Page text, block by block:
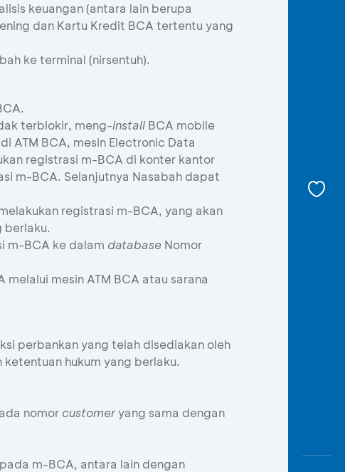
keuangan (antara lain berupa
dan Kartu Kredit BCA tertentu yang
ke terminal (nirsentuh).
terblokir, meng-install BCA mobile
ATM BCA, mesin Electronic Data
registrasi m-BCA di konter kantor
m-BCA. Selanjutnya Nasabah dapat
registrasi m-BCA, yang akan
berlaku.
m-BCA ke dalam database Nomor
melalui mesin ATM BCA atau sarana
perbankan yang telah disediakan oleh
hukum yang berlaku.
nomor customeryang sama dengan
m-BCA, antara lain dengan